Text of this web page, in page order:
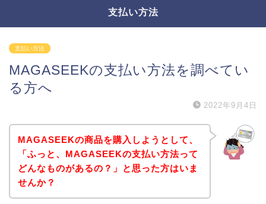
支払い方法
支払い方法
MAGASEEKの支払い方法を調べてい
る方へ
2022年9月4日
MAGASEEKの商品を購入しようとして、
「ふっと、MAGASEEKの支払い方法って
どんなものがあるの？」と思った方はいま
せんか？